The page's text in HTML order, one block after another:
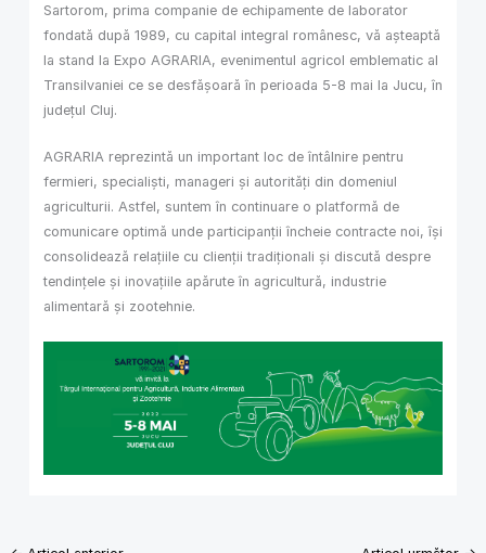
Sartorom, prima companie de echipamente de laborator
fondată după 1989, cu capital integral românesc, vă așteaptă
la stand la Expo AGRARIA, evenimentul agricol emblematic al
Transilvaniei ce se desfășoară în perioada 5-8 mai la Jucu, în
județul Cluj.
AGRARIA reprezintă un important loc de întâlnire pentru
fermieri, specialiști, manageri și autorități din domeniul
agriculturii. Astfel, suntem în continuare o platformă de
comunicare optimă unde participanții încheie contracte noi, își
consolidează relațiile cu clienții tradiționali și discută despre
tendințele și inovațiile apărute în agricultură, industrie
alimentară și zootehnie.